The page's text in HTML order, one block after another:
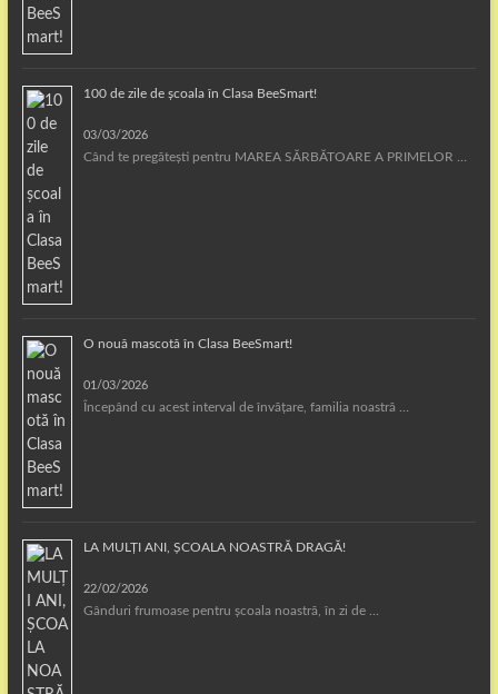
100 de zile de școala în Clasa BeeSmart!
03/03/2026
Când te pregătești pentru MAREA SĂRBĂTOARE A PRIMELOR …
O nouă mascotă în Clasa BeeSmart!
01/03/2026
Începând cu acest interval de învățare, familia noastră …
LA MULȚI ANI, ȘCOALA NOASTRĂ DRAGĂ!
22/02/2026
Gânduri frumoase pentru școala noastră, în zi de …